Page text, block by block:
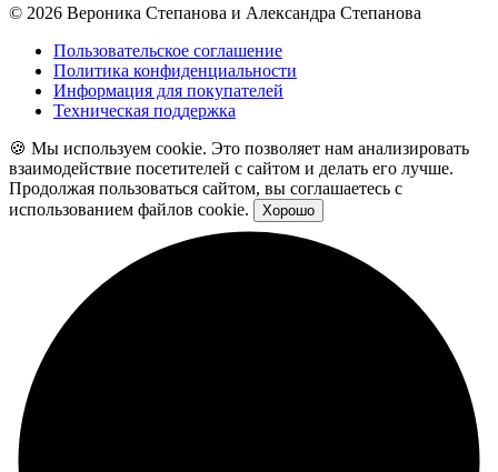
© 2026 Вероника Степанова и Александра Степанова
Пользовательское соглашение
Политика конфиденциальности
Информация для покупателей
Техническая поддержка
🍪 Мы используем cookie. Это позволяет нам анализировать
взаимодействие посетителей с сайтом и делать его лучше.
Продолжая пользоваться сайтом, вы соглашаетесь с
использованием файлов cookie.
Хорошо